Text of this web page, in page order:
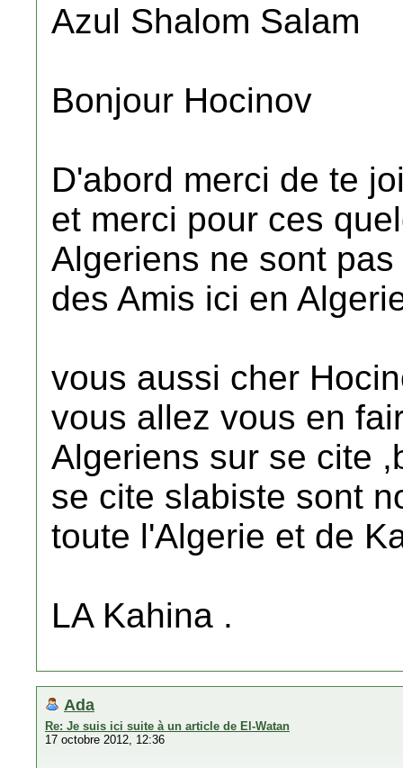
Azul Shalom Salam
Bonjour Hocinov
D'abord merci de te
et merci pour ces
Algeriens ne sont
des Amis ici en
vous aussi cher
vous allez vous en
Algeriens sur se cite
se cite slabiste sont
toute l'Algerie et de
LA Kahina .
Ada
Re: Je suis ici suite à un article de El-Watan
17 octobre 2012, 12:36